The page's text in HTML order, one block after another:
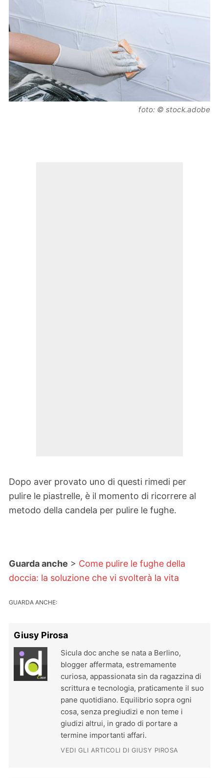
foto: © stock.adobe
Dopo aver provato uno di questi rimedi per
pulire le piastrelle, è il momento di ricorrere al
metodo della candela per pulire le fughe.
Guarda anche > Come pulire le fughe della
doccia: la soluzione che vi svolterà la vita
GUARDA ANCHE:
Giusy Pirosa
Sicula doc anche se nata a Berlino,
blogger affermata, estremamente
curiosa, appassionata sin da ragazzina di
scrittura e tecnologia, praticamente il suo
pane quotidiano. Equilibrio sopra ogni
cosa, senza pregiudizi e non teme i
giudizi altrui, in grado di portare a
termine importanti affari.
VEDI GLI ARTICOLI DI GIUSY PIROSA